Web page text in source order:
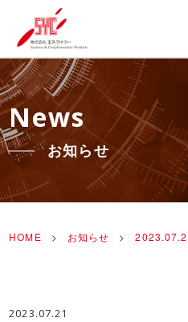
News
お知らせ
HOME > お知らせ >
2023.07.21